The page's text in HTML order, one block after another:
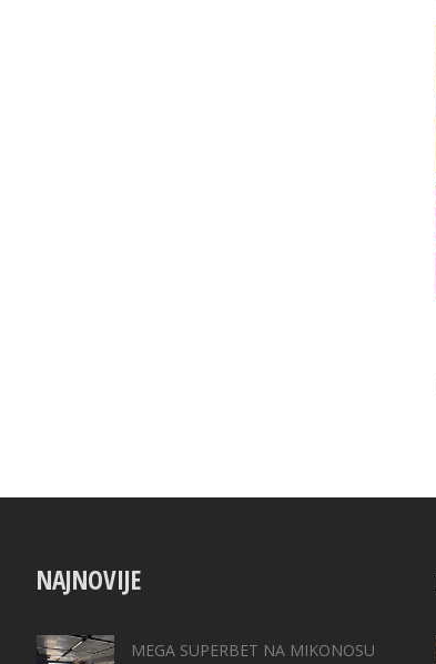
NAJNOVIJE
MEGA SUPERBET NA MIKONOSU